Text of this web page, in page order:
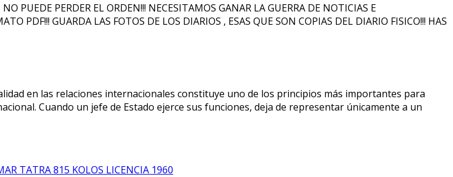
PUEDE PERDER EL ORDEN!!! NECESITAMOS GANAR LA GUERRA DE NOTICIAS E
PDF!!! GUARDA LAS FOTOS DE LOS DIARIOS , ESAS QUE SON COPIAS DEL DIARIO FISICO!!! HAS
en las relaciones internacionales constituye uno de los principios más importantes para
Cuando un jefe de Estado ejerce sus funciones, deja de representar únicamente a un
TATRA 815 KOLOS LICENCIA 1960